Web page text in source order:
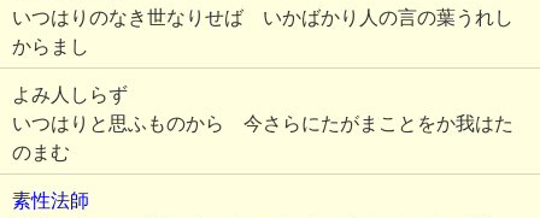
いつはりのなき世なりせば いかばかり人の言の葉うれし
からまし
よみ人しらず
いつはりと思ふものから 今さらにたがまことをか我はた
のまむ
素性法師